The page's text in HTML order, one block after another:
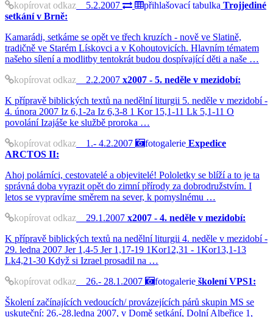
kopírovat odkaz 5.2.2007 přihlašovací tabulka Trojjediné
setkání v Brně:
Kamarádi, setkáme se opět ve třech kruzích - nově ve Slatině,
tradičně ve Starém Lískovci a v Kohoutovicích. Hlavním tématem
našeho sílení a modlitby tentokrát budou dospívající děti a naše …
kopírovat odkaz 2.2.2007 x2007 - 5. neděle v mezidobí:
K přípravě biblických textů na nedělní liturgii 5. neděle v mezidobí -
4. února 2007 Iz 6,1-2a Iz 6,3-8 1 Kor 15,1-11 Lk 5,1-11 O
povolání Izajáše ke službě proroka …
kopírovat odkaz 1.- 4.2.2007 fotogalerie Expedice
ARCTOS II:
Ahoj polárníci, cestovatelé a objevitelé! Pololetky se blíží a to je ta
správná doba vyrazit opět do zimní přírody za dobrodružstvím. I
letos se vypravíme směrem na sever, k pomyslnému …
kopírovat odkaz 29.1.2007 x2007 - 4. neděle v mezidobí:
K přípravě biblických textů na nedělní liturgii 4. neděle v mezidobí -
29. ledna 2007 Jer 1,4-5 Jer 1,17-19 1Kor12,31 - 1Kor13,1-13
Lk4,21-30 Když si Izrael prosadil na …
kopírovat odkaz 26.- 28.1.2007 fotogalerie školení VPS1:
Školení začínajících vedoucích/ provázejících párů skupin MS se
uskuteční: 26.-28.ledna 2007, v Domě setkání, Dolní Albeřice 1,